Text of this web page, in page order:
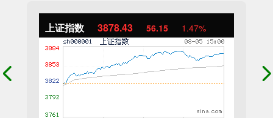
上证指数 3878.43 56.15 1.47%